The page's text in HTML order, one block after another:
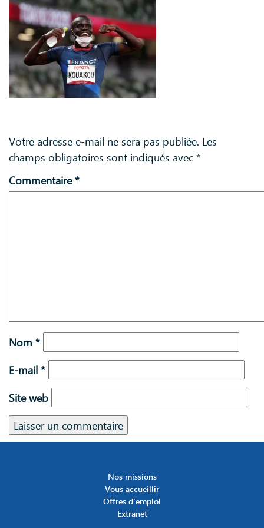
Votre adresse e-mail ne sera pas publiée. Les
champs obligatoires sont indiqués avec *
Commentaire*
Nom *
E-mail *
Site web
Nos missions
Vous accueillir
Offres d’emploi
Extranet